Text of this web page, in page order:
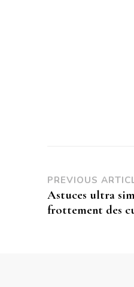
PREVIOUS
Astuces ultra
frottement des